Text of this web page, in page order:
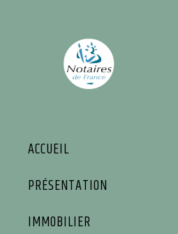
ACCUEIL
PRÉSENTATION
IMMOBILIER